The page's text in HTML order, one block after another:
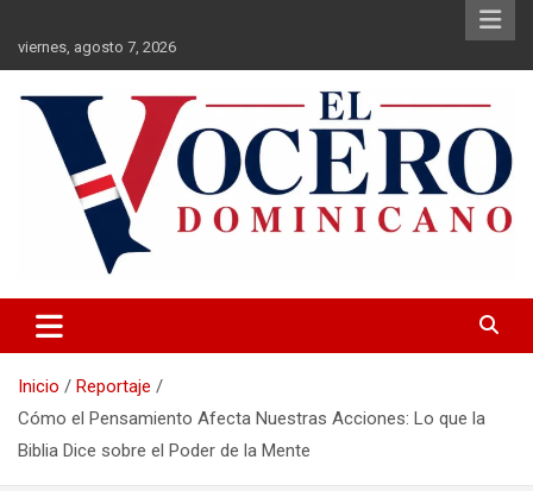
contenido
viernes, agosto 7, 2026
El Vocero Dominicano
Inicio
Reportaje
Cómo el Pensamiento Afecta Nuestras Acciones: Lo que la
Biblia Dice sobre el Poder de la Mente